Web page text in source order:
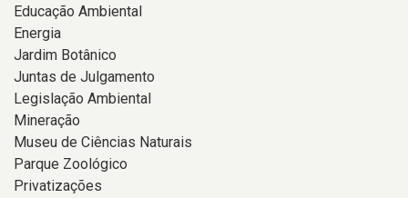
Educação Ambiental
Energia
Jardim Botânico
Juntas de Julgamento
Legislação Ambiental
Mineração
Museu de Ciências Naturais
Parque Zoológico
Privatizações